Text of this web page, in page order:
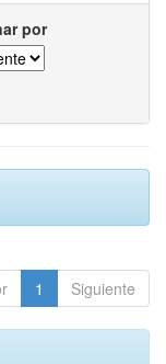
por
1 Siguiente